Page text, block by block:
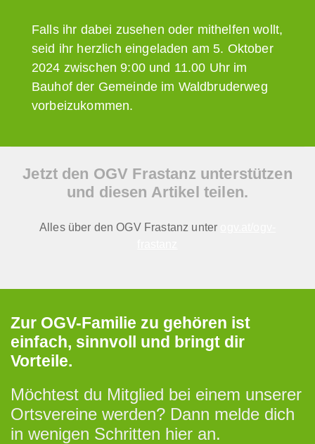
Falls ihr dabei zusehen oder mithelfen wollt,
seid ihr herzlich eingeladen am 5. Oktober
2024 zwischen 9:00 und 11.00 Uhr im
Bauhof der Gemeinde im Waldbruderweg
vorbeizukommen.
Jetzt den OGV Frastanz unterstützen
und diesen Artikel teilen.
Alles über den OGV Frastanz unter
Zur OGV-Familie zu gehören ist
einfach, sinnvoll und bringt dir
Vorteile.
Möchtest du Mitglied bei einem unserer
Ortsvereine werden? Dann melde dich
in wenigen Schritten hier an.